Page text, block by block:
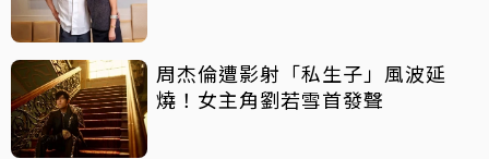
周杰倫遭影射「私生子」風波延
燒！女主角劉若雪首發聲